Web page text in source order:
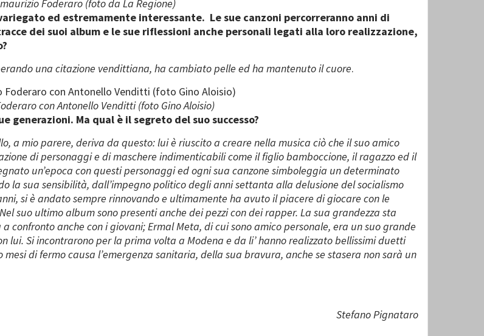
Foderaro (foto da La Regione)
ed estremamente interessante. Le sue canzoni percorreranno anni di
dei suoi album e le sue riflessioni anche personali legati alla loro realizzazione,
una citazione vendittiana, ha cambiato pelle ed ha mantenuto il cuore.
con Antonello Venditti (foto Gino Aloisio)
generazioni. Ma qual è il segreto del suo successo?
a mio parere, deriva da questo: lui è riuscito a creare nella musica ciò che il suo amico
di personaggi e di maschere indimenticabili come il figlio bamboccione, il ragazzo ed il
un’epoca con questi personaggi ed ogni sua canzone simboleggia un determinato
la sua sensibilità, dall’impegno politico degli anni settanta alla delusione del socialismo
si è andato sempre rinnovando e ultimamente ha avuto il piacere di giocare con le
suo ultimo album sono presenti anche dei pezzi con dei rapper. La sua grandezza sta
confronto anche con i giovani; Ermal Meta, di cui sono amico personale, era un suo grande
lui. Si incontrarono per la prima volta a Modena e da li’ hanno realizzato bellissimi duetti
di fermo causa l’emergenza sanitaria, della sua bravura, anche se stasera non sarà un
Stefano Pignataro